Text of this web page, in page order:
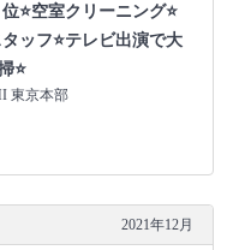
⭐空室クリーニング⭐
ッフ⭐テレビ出演で大
⭐
東京本部
2021年12月